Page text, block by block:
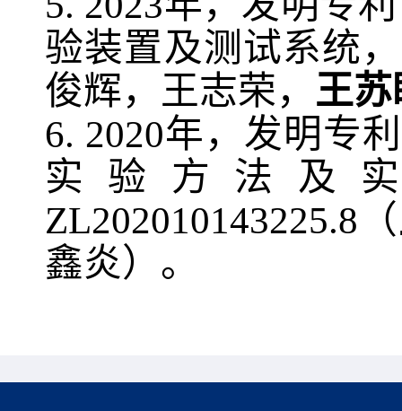
验装置及测试系统
俊辉，王志荣， 王苏
6. 2020年，发明专
实验方法及
ZL202010143225.8 （
鑫炎）。